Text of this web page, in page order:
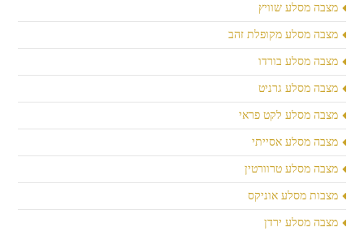
מצבה מסלע שוויץ
מצבה מסלע מקופלת זהב
מצבה מסלע בורדו
מצבה מסלע גרניט
מצבה מסלע לקט פראי
מצבה מסלע אסייתי
מצבה מסלע טרוורטין
מצבות מסלע אוניקס
מצבה מסלע ירדן